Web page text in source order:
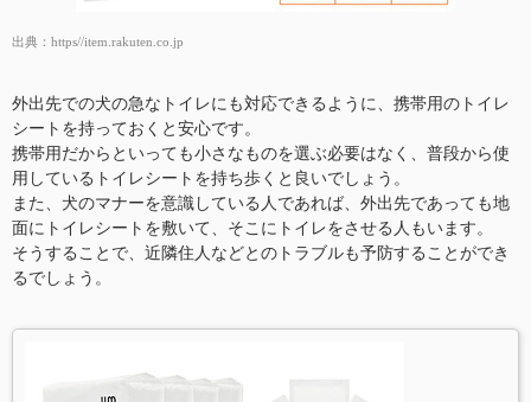
出典： https//item.rakuten.co.jp
外出先での犬の急なトイレにも対応できるように、携帯用のトイレ
シートを持っておくと安心です。
携帯用だからといっても小さなものを選ぶ必要はなく、普段から使
用しているトイレシートを持ち歩くと良いでしょう。
また、犬のマナーを意識している人であれば、外出先であっても地
面にトイレシートを敷いて、そこにトイレをさせる人もいます。
そうすることで、近隣住人などとのトラブルも予防することができ
るでしょう。